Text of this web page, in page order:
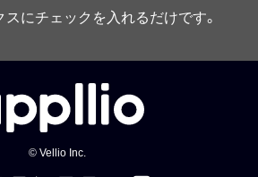
スにチェックを入れるだけです。
© Vellio Inc.